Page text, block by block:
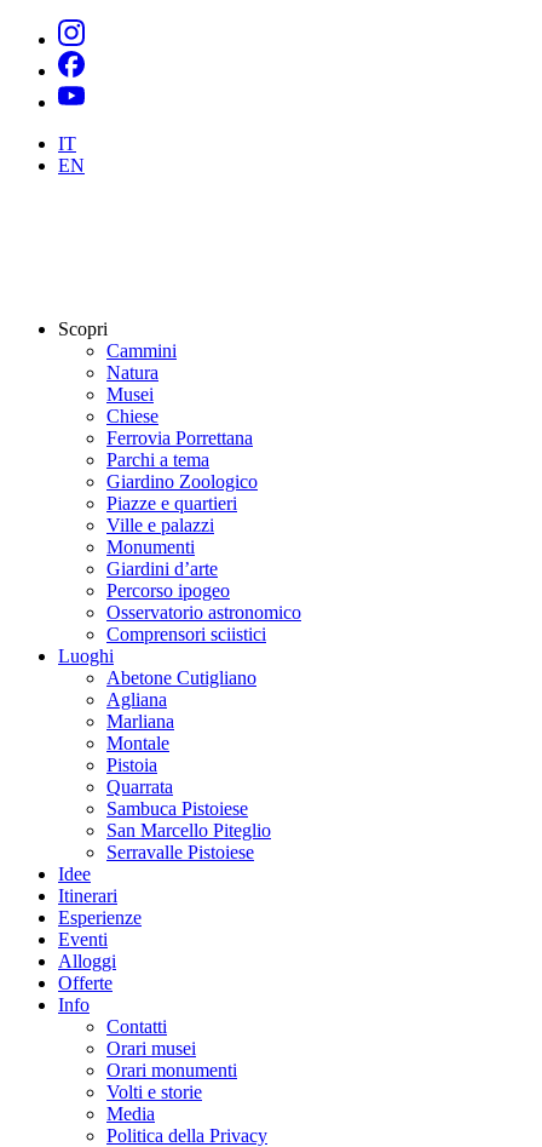
IT
EN
Scopri
Cammini
Natura
Musei
Chiese
Ferrovia Porrettana
Parchi a tema
Giardino Zoologico
Piazze e quartieri
Ville e palazzi
Monumenti
Giardini d’arte
Percorso ipogeo
Osservatorio astronomico
Comprensori sciistici
Luoghi
Abetone Cutigliano
Agliana
Marliana
Montale
Pistoia
Quarrata
Sambuca Pistoiese
San Marcello Piteglio
Serravalle Pistoiese
Idee
Itinerari
Esperienze
Eventi
Alloggi
Offerte
Info
Contatti
Orari musei
Orari monumenti
Volti e storie
Media
Politica della Privacy